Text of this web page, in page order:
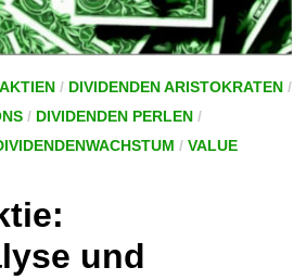
/ DIVIDENDEN ARISTOKRATEN/
/ DIVIDENDEN PERLEN/
/ VALUE
und